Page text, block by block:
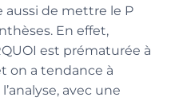
de mettre le P
En effet,
est prématurée à
on a tendance à
avec une